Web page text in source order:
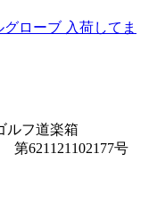
ローブ 入荷してま
フ道楽箱
621121102177号